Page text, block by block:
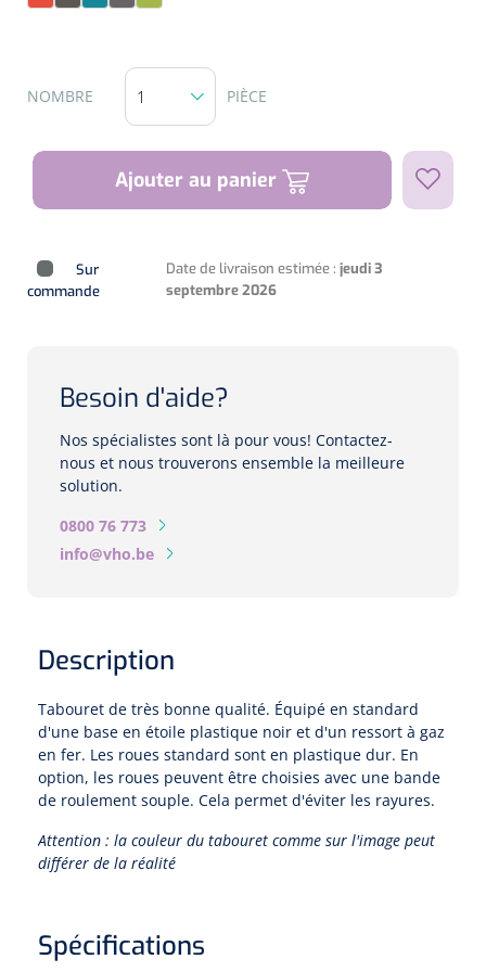
Biomètres
Biomètres optiques
Pachimètres
Lampes à fente
Lampe à fente
Lasers
Sunrise
Taupe
TealTitanium
Zest
NOMBRE PIÈCE
Ajouter au panier
Sur
commande
Date de livraison estimée :jeudi 3
septembre 2026
Besoin d'aide?
Nos spécialistes sont là pour vous! Contactez-
nous et nous trouverons ensemble la meilleure
solution.
0800 76 773
info@vho.be
Description
Tabouret de très bonne qualité. Équipé en standard
d'une base en étoile plastique noir et d'un ressort à gaz
en fer. Les roues standard sont en plastique dur. En
option, les roues peuvent être choisies avec une bande
de roulement souple. Cela permet d'éviter les rayures.
Attention : la couleur du tabouret comme sur l'image peut
différer de la réalité
Spécifications